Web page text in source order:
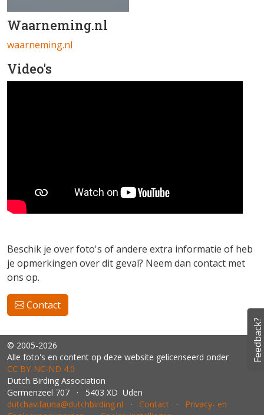
Waarneming.nl
waarneming.nl
Video's
Beschik je over foto's of andere extra informatie of heb
je opmerkingen over dit geval? Neem dan contact met
ons op.
Contact
© 2005-2026
Alle foto's en content op deze website gelicenseerd onder
CC BY‑NC‑ND 4.0
Dutch Birding Association
Germenzeel 707 · 5403 XD Uden
dutchavifauna@dutchbirding.nl · Contact · Privacy- en
Feedback?